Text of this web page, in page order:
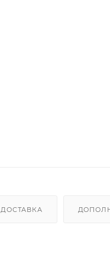
ДОСТАВКА